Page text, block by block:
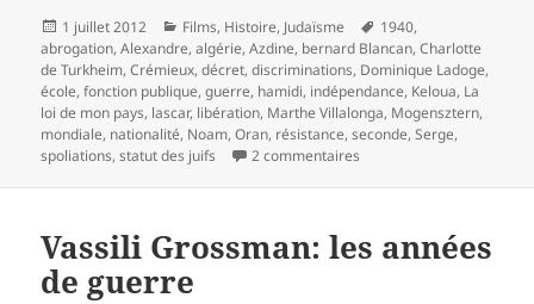
Publié
le
1 juillet 2012 Catégories
Films, Histoire, Judaïsme
Mots-
clés
1940,
abrogation,Alexandre,algérie,Azdine, bernard Blancan,Charlotte
de Turkheim,Crémieux,décret,discriminations, Dominique Ladoge,
école,fonction publique,guerre, hamidi, indépendance, Keloua, La
loi de mon pays, lascar, libération, Marthe Villalonga, Mogensztern,
mondiale, nationalité, Noam,Oran, résistance,seconde,Serge,
spoliations,statut des juifs 2 commentaires
Vassili Grossman: les années
de guerre